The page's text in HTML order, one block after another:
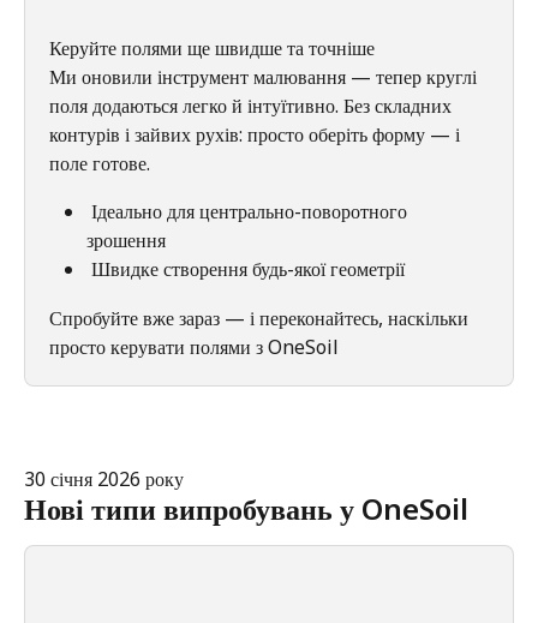
Керуйте полями ще швидше та точніше
Ми оновили інструмент малювання — тепер круглі
поля додаються легко й інтуїтивно. Без складних
контурів і зайвих рухів: просто оберіть форму — і
поле готове.
зрошення
Швидке створення будь-якої геометрії
Спробуйте вже зараз — і переконайтесь, наскільки
просто керувати полями з OneSoil
30 січня 2026 року
Нові типи випробувань у OneSoil